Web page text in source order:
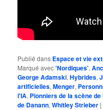
Publié dans Espace et vie
Marqué avec'Nordiques',
George Adamski,Hybrides,
artificielles,Menger,
l'IA, Pionniers de la scène
de Danann,Whitley Strieber |